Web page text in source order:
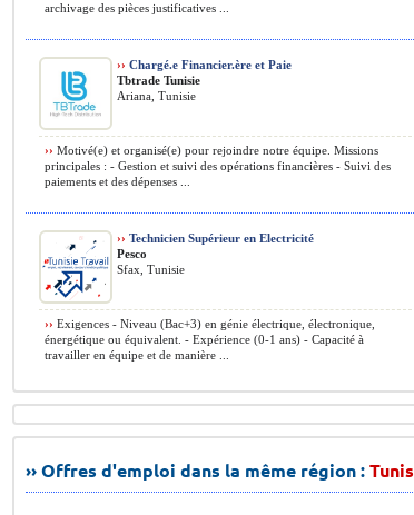
archivage des pièces justificatives ...
›› Chargé.e Financier.ère et Paie
Tbtrade Tunisie
Ariana, Tunisie
›› Motivé(e) et organisé(e) pour rejoindre notre équipe. Missions
principales : - Gestion et suivi des opérations financières - Suivi des
paiements et des dépenses ...
›› Technicien Supérieur en Electricité
Pesco
Sfax, Tunisie
›› Exigences - Niveau (Bac+3) en génie électrique, électronique,
énergétique ou équivalent. - Expérience (0-1 ans) - Capacité à
travailler en équipe et de manière ...
›› Offres d'emploi dans la même région :Tunis